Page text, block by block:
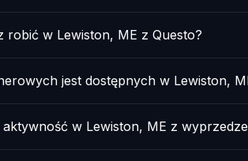
robić w Lewiston, ME z Questo?
jest dostępnych w Lewiston,
w Lewiston, ME z